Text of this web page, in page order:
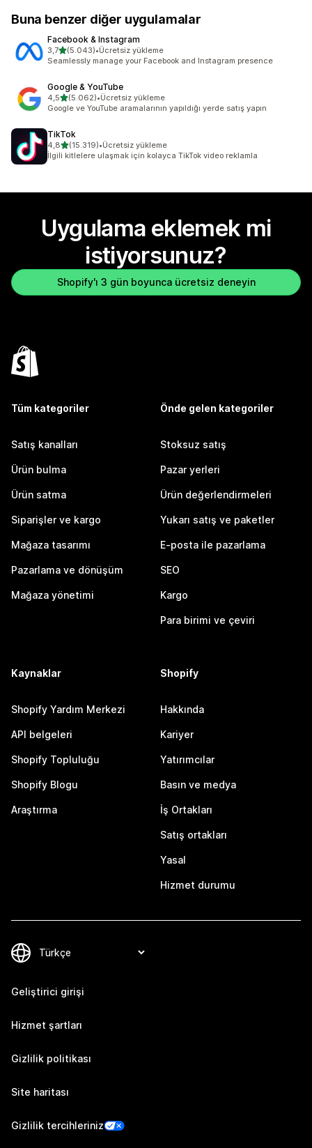
Buna benzer diğer uygulamalar
Facebook & Instagram
3,75 yıldız üzerinden
(5.043)
toplam 5043 değerlendirme
•Ücretsiz yükleme
Seamlessly manage your Facebook and Instagram presence
Google & YouTube
4,55 yıldız üzerinden
(5.062)
toplam 5062 değerlendirme
•Ücretsiz yükleme
Google ve YouTube aramalarının yapıldığı yerde satış yapın
TikTok
4,85 yıldız üzerinden
(15.319)
toplam 15319 değerlendirme
•Ücretsiz yükleme
İlgili kitlelere ulaşmak için kolayca TikTok video reklamla
Uygulama eklemek mi
istiyorsunuz?
Shopify'ı 3 gün boyunca ücretsiz deneyin
Tüm kategoriler
Satış kanalları
Ürün bulma
Ürün satma
Siparişler ve kargo
Mağaza tasarımı
Pazarlama ve dönüşüm
Mağaza yönetimi
Önde gelen kategoriler
Stoksuz satış
Pazar yerleri
Ürün değerlendirmeleri
Yukarı satış ve paketler
E-posta ile pazarlama
SEO
Kargo
Para birimi ve çeviri
Kaynaklar
Shopify Yardım Merkezi
API belgeleri
Shopify Topluluğu
Shopify Blogu
Araştırma
Shopify
Hakkında
Kariyer
Yatırımcılar
Basın ve medya
İş Ortakları
Satış ortakları
Yasal
Hizmet durumu
Geliştirici girişi
Hizmet şartları
Gizlilik politikası
Site haritası
Gizlilik tercihleriniz